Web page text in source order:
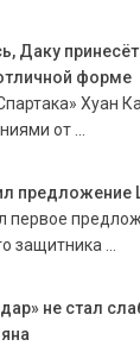
Даку
форме
Хуан
от ...
первое
защитника ...
не стал